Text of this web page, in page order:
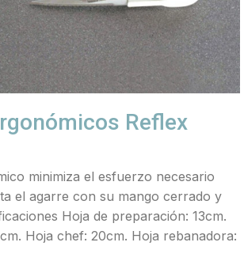
Reflex
minimiza el esfuerzo necesario
el agarre con su mango cerrado y
Hoja de preparación: 13cm.
Hoja chef: 20cm. Hoja rebanadora: